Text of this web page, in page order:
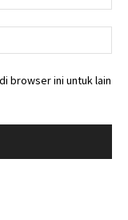
browser ini untuk lain